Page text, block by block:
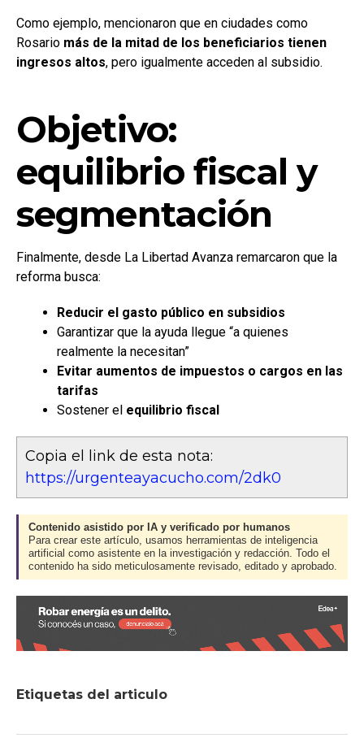
Como ejemplo, mencionaron que en ciudades como
Rosario más de la mitad de los beneficiarios tienen
ingresos altos, pero igualmente acceden al subsidio.
Objetivo:
equilibrio fiscal y
segmentación
Finalmente, desde La Libertad Avanza remarcaron que la
reforma busca:
Reducir el gasto público en subsidios
Garantizar que la ayuda llegue “a quienes
realmente la necesitan”
Evitar aumentos de impuestos o cargos en las
tarifas
Sostener el equilibrio fiscal
Copia el link de esta nota:
https://urgenteayacucho.com/2dk0
Contenido asistido por IA y verificado por humanos
Para crear este artículo, usamos herramientas de inteligencia
artificial como asistente en la investigación y redacción. Todo el
contenido ha sido meticulosamente revisado, editado y aprobado.
Etiquetas del articulo